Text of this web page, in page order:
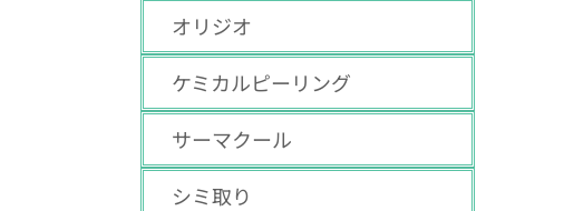
オリジオ
ケミカルピーリング
サーマクール
シミ取り